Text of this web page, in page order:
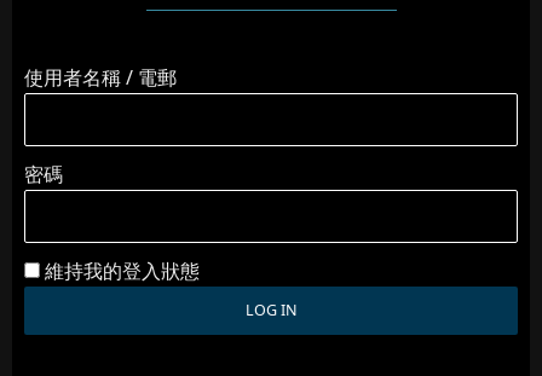
使用者名稱 / 電郵
密碼
維持我的登入狀態